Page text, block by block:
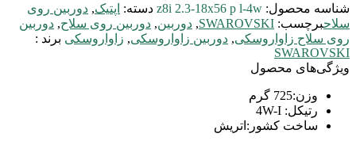
شناسه محصول: z8i 2.3-18x56 p l-4w دسته: اپتیک, دوربین روی
سلاحبرچسب: SWAROVSKI
, دوربین, دوربین روی سلاح, دوربین
روی سلاح زاواروسکی, دوربین زاواروسکی, زاواروسکی برند :
SWAROVSKI
ویژگی‌های محصول
وزن:725 گرم
رتیکل:
ساخت کشور : اتریش